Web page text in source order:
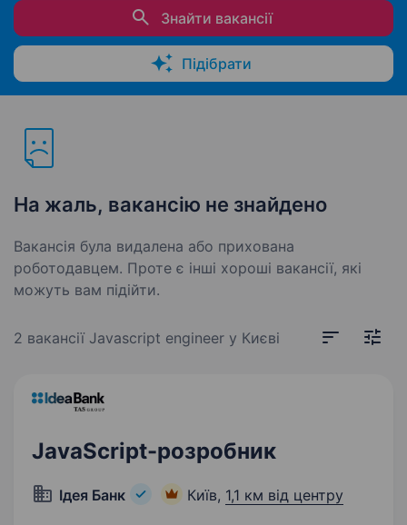
Знайти вакансії
Підібрати
На жаль, вакансію не знайдено
Вакансія була видалена або прихована
роботодавцем. Проте є інші хороші вакансії, які
можуть вам підійти.
2 вакансії Javascript engineer у Києві
JavaScript-розробник
Ідея Банк Київ, 1,1 км від центру